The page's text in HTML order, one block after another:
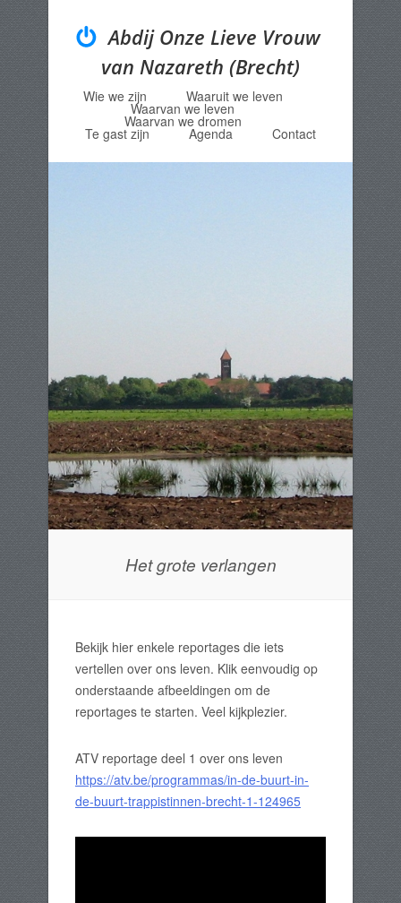
Abdij Onze Lieve Vrouw
van Nazareth (Brecht)
Menu
Skip to content
Wie we zijn Waaruit we leven
Waarvan we leven
Waarvan we dromen
Te gast zijn Agenda Contact
Het grote verlangen
Bekijk hier enkele reportages die iets
vertellen over ons leven. Klik eenvoudig op
onderstaande afbeeldingen om de
reportages te starten. Veel kijkplezier.
ATV reportage deel 1 over ons leven
https://atv.be/programmas/in-de-buurt-in-
de-buurt-trappistinnen-brecht-1-124965